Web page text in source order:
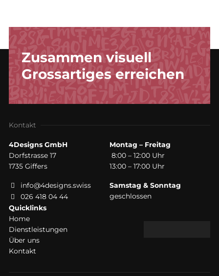
Zusammen visuell
Grossartiges erreichen
Kontakt
4Designs GmbH
Dorfstrasse 17
1735 Giffers
info@4designs.swiss
026 418 04 44
Montag – Freitag
8:00 – 12:00 Uhr
13:00 – 17:00 Uhr
Samstag & Sonntag
geschlossen
Quicklinks
Home
Dienstleistungen
Über uns
Kontakt